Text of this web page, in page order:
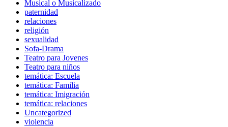
Musical o Musicalizado
paternidad
relaciones
religión
sexualidad
Sofa-Drama
Teatro para Jovenes
Teatro para niños
temática: Escuela
temática: Familia
temática: Imigración
temática: relaciones
Uncategorized
violencia